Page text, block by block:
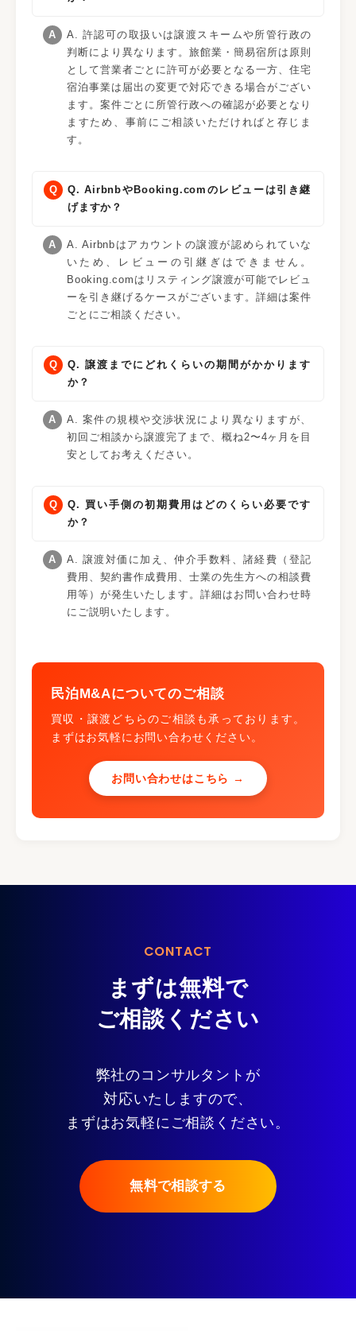
A. 許認可の取扱いは譲渡スキームや所管行政の
判断により異なります。旅館業・簡易宿所は原則
として営業者ごとに許可が必要となる一方、住宅
宿泊事業は届出の変更で対応できる場合がござい
ます。案件ごとに所管行政への確認が必要となり
ますため、事前にご相談いただければと存じま
す。
Q. AirbnbやBooking.comのレビューは引き継
げますか？
A. Airbnbはアカウントの譲渡が認められていな
いため、レビューの引継ぎはできません。
Booking.comはリスティング譲渡が可能でレビュ
ーを引き継げるケースがございます。詳細は案件
ごとにご相談ください。
Q. 譲渡までにどれくらいの期間がかかります
か？
A. 案件の規模や交渉状況により異なりますが、
初回ご相談から譲渡完了まで、概ね2〜4ヶ月を目
安としてお考えください。
Q. 買い手側の初期費用はどのくらい必要です
か？
A. 譲渡対価に加え、仲介手数料、諸経費（登記
費用、契約書作成費用、士業の先生方への相談費
用等）が発生いたします。詳細はお問い合わせ時
にご説明いたします。
民泊M&Aについてのご相談
買収・譲渡どちらのご相談も承っております。
まずはお気軽にお問い合わせください。
お問い合わせはこちら →
CONTACT
まずは無料で
ご相談ください
弊社のコンサルタントが
対応いたしますので、
まずはお気軽にご相談ください。
無料で相談する